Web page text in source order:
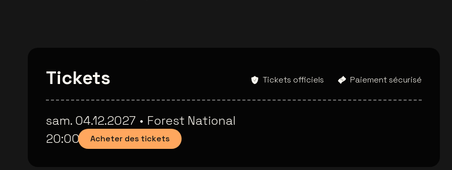
Tickets Tickets officiels Paiement sécurisé
sam. 04.12.2027 • Forest National
20:00
Acheter des tickets